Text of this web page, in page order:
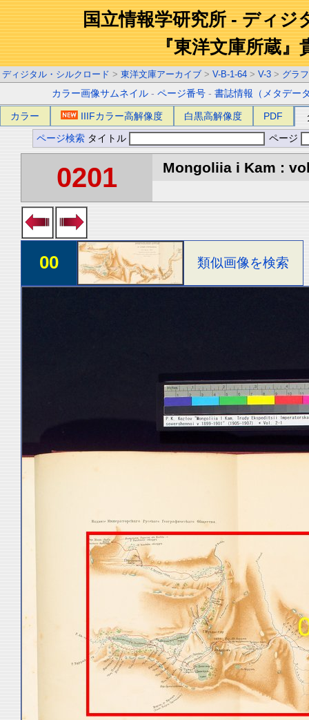
国立情報学研究所 - ディジ
『東洋文庫所蔵』
ディジタル・シルクロード > 東洋文庫アーカイブ > V-B-1-64 > V-3 > グラ
カラー画像サムネイル -ページ番号 -書誌情報（メタデー
カラー IIIFカラー高解像度 白黒高解像度 PDF
ページ検索 タイトル ページ
0201 Mongoliia i Kam :
00 類似画像を検索